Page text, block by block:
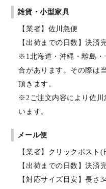
雑貨・小型家具
【業者】佐川急便
【出荷までの日数】決済
※1北海道・沖縄・離島・
合があります。その際は
頂きます。
※2ご注文内容により佐川
います。
メール便
【業者】クリックポスト(
【出荷までの日数】決済
【対応サイズ目安】長さ